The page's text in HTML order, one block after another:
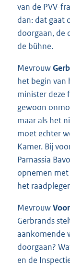
van de PVV-
dan: dat gaat
doorgaan, de
de bühne.
Mevrouw
het begin van
minister deze
gewoon
maar als het
moet echter
Kamer. Bij
Parnassia
opnemen
het
Mevrouw
Gerbrands
aankomende
doorgaan?
en de